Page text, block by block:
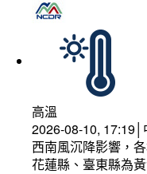
高溫
2026-08-10,
西南風沉降影響，
花蓮縣、臺東縣為